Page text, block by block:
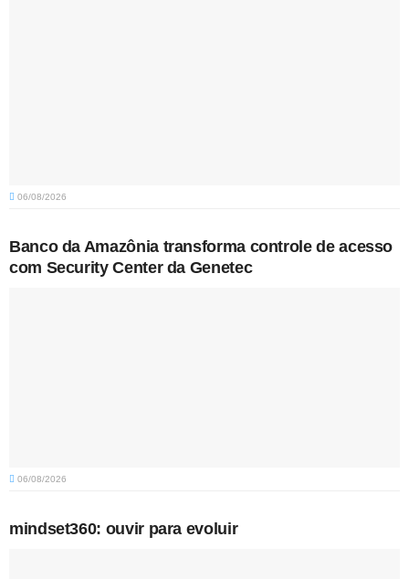
06/08/2026
Banco da Amazônia transforma controle de acesso
com Security Center da Genetec
06/08/2026
mindset360: ouvir para evoluir